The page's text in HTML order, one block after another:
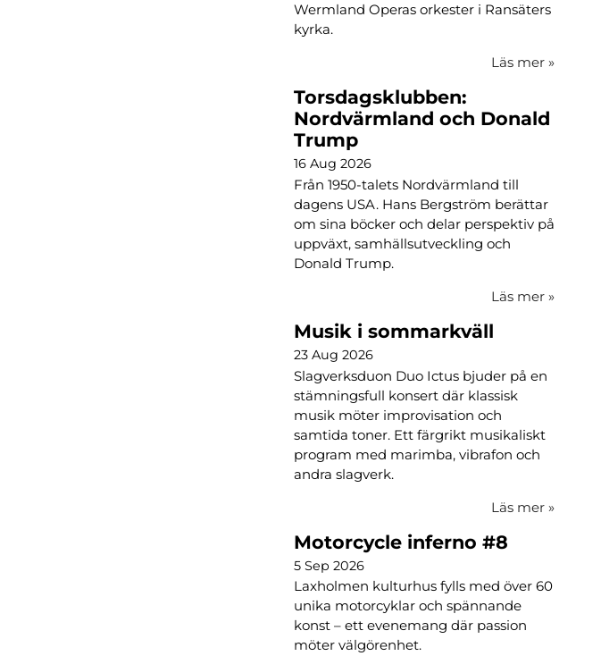
Wermland Operas orkester i Ransäters
kyrka.
Läs mer »
Torsdagsklubben:
Nordvärmland och Donald
Trump
16 Aug 2026
Från 1950-talets Nordvärmland till
dagens USA. Hans Bergström berättar
om sina böcker och delar perspektiv på
uppväxt, samhällsutveckling och
Donald Trump.
Läs mer »
Musik i sommarkväll
23 Aug 2026
Slagverksduon Duo Ictus bjuder på en
stämningsfull konsert där klassisk
musik möter improvisation och
samtida toner. Ett färgrikt musikaliskt
program med marimba, vibrafon och
andra slagverk.
Läs mer »
Motorcycle inferno #8
5 Sep 2026
Laxholmen kulturhus fylls med över 60
unika motorcyklar och spännande
konst – ett evenemang där passion
möter välgörenhet.